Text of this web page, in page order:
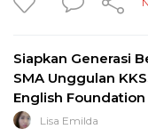
Siapkan Generasi
SMA Unggulan
English
Lisa Emilda